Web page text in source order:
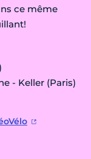
ce même
- Keller (Paris)